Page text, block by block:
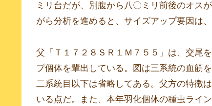
ミリ台だが、別腹から八〇ミリ前後のオス
がら分析を進めると、サイズアップ要因は
父「Ｔ１７２８ＳＲ１Ｍ７５５」は、交尾
プ個体を輩出している。図は三系統の血筋
二系統目以下は省略してある。父方の特徴
いる点だ。また、本年羽化個体の種虫ライ